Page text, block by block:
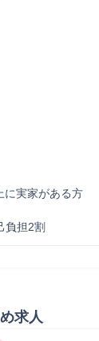
実家がある方
担2割
求人